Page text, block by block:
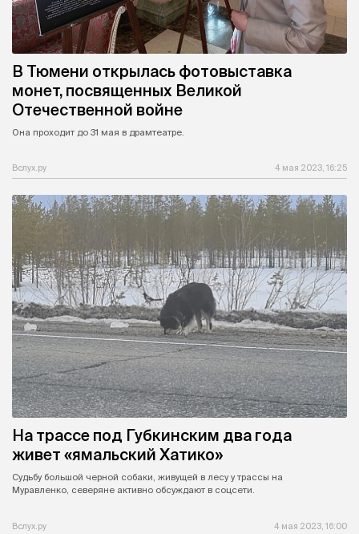
В Тюмени открылась фотовыставка
монет, посвященных Великой
Отечественной войне
Она проходит до 31 мая в драмтеатре.
Вслух.ру 4 мая 2023, 16:25
На трассе под Губкинским два года
живет «ямальский Хатико»
Судьбу большой черной собаки, живущей в лесу у трассы на
Муравленко, северяне активно обсуждают в соцсети.
Вслух.ру 4 мая 2023, 16:00